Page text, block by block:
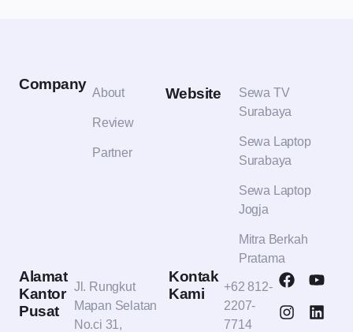
Company
About
Review
Partner
Website
Sewa TV
Surabaya
Sewa Laptop
Surabaya
Sewa Laptop
Jogja
Mitra Berkah
Pratama
Alamat
Kantor
Pusat
Jl. Rungkut
Mapan Selatan
No.ci 31,
Kontak
Kami
+62 812-
2207-
7714